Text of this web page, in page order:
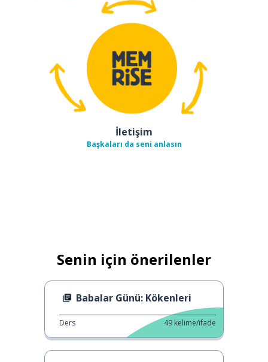
İletişim
Başkaları da seni anlasın
Senin için önerilenler
Babalar Günü: Kökenleri
Ders 49 kelime/ifade